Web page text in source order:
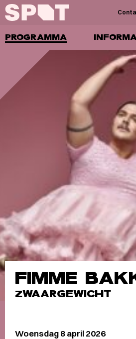
PROGRAMMA
FIMME
ZWAARGEWICHT
Woensdag 8 april 2026